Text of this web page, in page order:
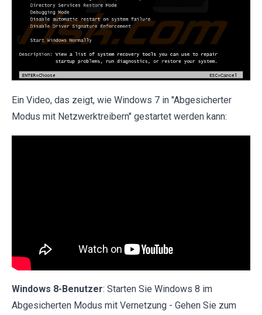
Ein Video, das zeigt, wie Windows 7 in "Abgesicherter
Modus mit Netzwerktreibern" gestartet werden kann:
Windows 8-Benutzer: Starten Sie Windows 8 im
Abgesicherten Modus mit Vernetzung - Gehen Sie zum